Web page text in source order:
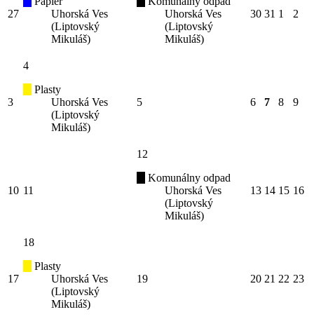
27
Uhorská Ves
(Liptovský
Mikuláš)
Uhorská Ves
(Liptovský
Mikuláš)
30 31 1 2
3
4
Plasty
Uhorská Ves
(Liptovský
Mikuláš)
5 6 7 8 9
10 11
12
Komunálny odpad
Uhorská Ves
(Liptovský
Mikuláš)
13 14 15 16
17
18
Plasty
Uhorská Ves
(Liptovský
Mikuláš)
19 20 21 22 23